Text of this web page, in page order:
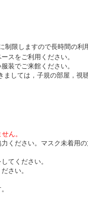
限しますので長時間の利
スをご利用ください。
装でご来館ください。
しては，子規の部屋，視
ん。
ください。マスク未着用
てください。
さい。